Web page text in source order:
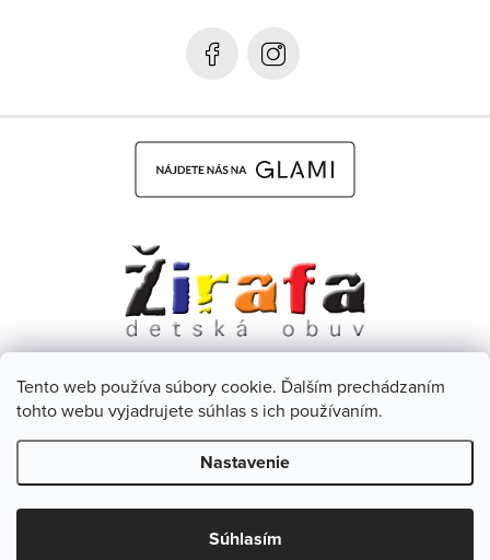
Tento web používa súbory cookie. Ďalším prechádzaním
tohto webu vyjadrujete súhlas s ich používaním.
Nastavenie
Súhlasím
Dětská obuv Žirafa - CZ Facebook
Copyright 2026Žirafa Detská obuv. Všetky práva vyhradené.
Upraviť nastavenie cookies